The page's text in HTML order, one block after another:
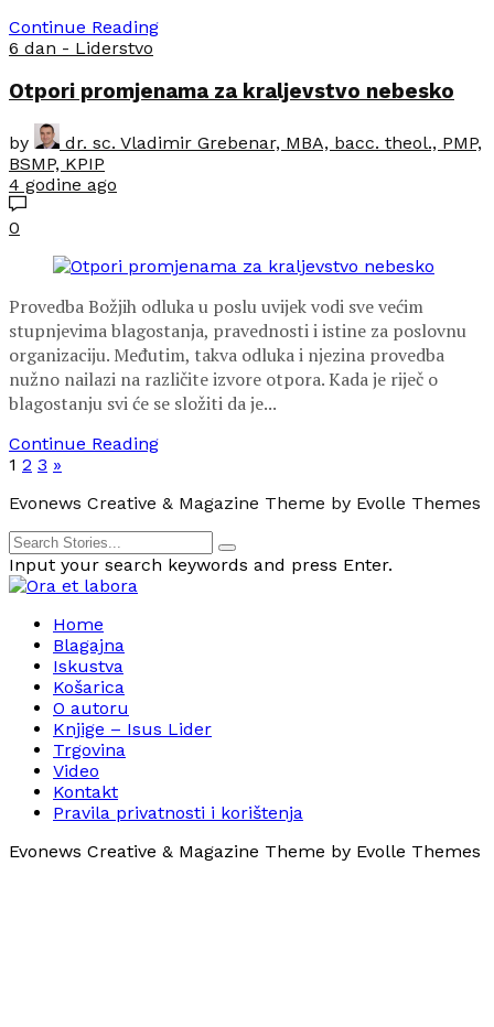
Continue Reading
6 dan - Liderstvo
Otpori promjenama za kraljevstvo nebesko
by
dr. sc. Vladimir Grebenar, MBA, bacc. theol., PMP,
BSMP, KPIP
4 godine ago
0
Provedba Božjih odluka u poslu uvijek vodi sve većim
stupnjevima blagostanja, pravednosti i istine za poslovnu
organizaciju. Međutim, takva odluka i njezina provedba
nužno nailazi na različite izvore otpora. Kada je riječ o
blagostanju svi će se složiti da je...
Continue Reading
1 2 3 »
Evonews Creative & Magazine Theme by Evolle Themes
Input your search keywords and press Enter.
Home
Blagajna
Iskustva
Košarica
O autoru
Knjige – Isus Lider
Trgovina
Video
Kontakt
Pravila privatnosti i korištenja
Evonews Creative & Magazine Theme by Evolle Themes